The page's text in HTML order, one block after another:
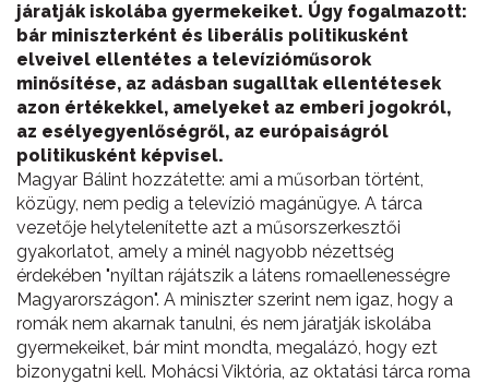
járatják iskolába gyermekeiket. Úgy fogalmazott:
bár miniszterként és liberális politikusként
elveivel ellentétes a televízióműsorok
minősítése, az adásban sugalltak ellentétesek
azon értékekkel, amelyeket az emberi jogokról,
az esélyegyenlőségről, az európaiságról
politikusként képvisel.
Magyar Bálint hozzátette: ami a műsorban történt,
közügy, nem pedig a televízió magánügye. A tárca
vezetője helytelenítette azt a műsorszerkesztői
gyakorlatot, amely a minél nagyobb nézettség
érdekében "nyíltan rájátszik a látens romaellenességre
Magyarországon". A miniszter szerint nem igaz, hogy a
romák nem akarnak tanulni, és nem járatják iskolába
gyermekeiket, bár mint mondta, megalázó, hogy ezt
bizonygatni kell. Mohácsi Viktória, az oktatási tárca roma